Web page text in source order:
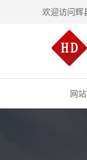
欢迎访问辉
网